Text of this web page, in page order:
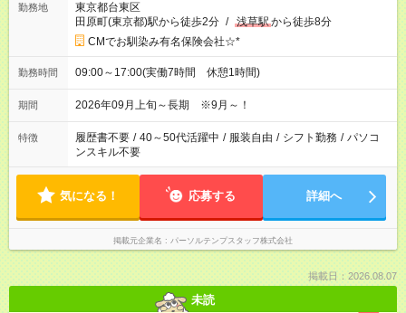
勤務地
東京都台東区
田原町(東京都)駅から徒歩2分 / 浅草駅から徒歩8分
CMでお馴染み有名保険会社☆*
勤務時間 09:00～17:00(実働7時間 休憩1時間)
期間 2026年09月上旬～長期 ※9月～！
特徴 履歴書不要 / 40～50代活躍中 / 服装自由 / シフト勤務 / パソコ
ンスキル不要
気になる！ 応募する 詳細へ
掲載元企業名 パーソルテンプスタッフ株式会社
掲載日：2026.08.07
未読